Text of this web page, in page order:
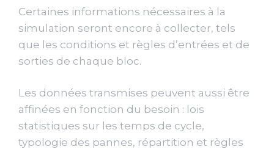
Certaines informations nécessaires à la
simulation seront encore à collecter, tels
que les conditions et règles d’entrées et de
sorties de chaque bloc.
Les données transmises peuvent aussi être
affinées en fonction du besoin : lois
statistiques sur les temps de cycle,
typologie des pannes, répartition et règles